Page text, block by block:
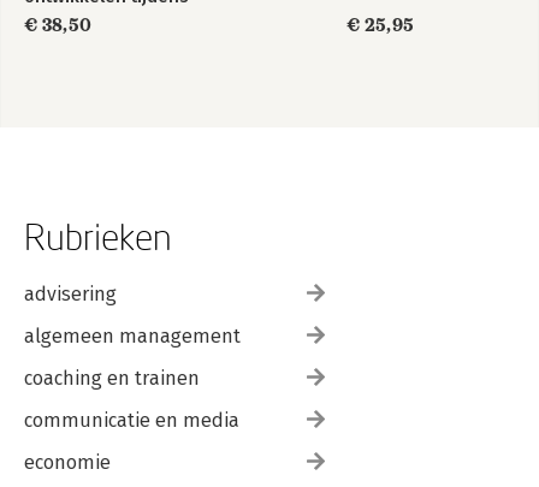
je lerarenopleiding
€ 38,50 € 25,95
Rubrieken
advisering
algemeen management
coaching en trainen
communicatie en media
economie